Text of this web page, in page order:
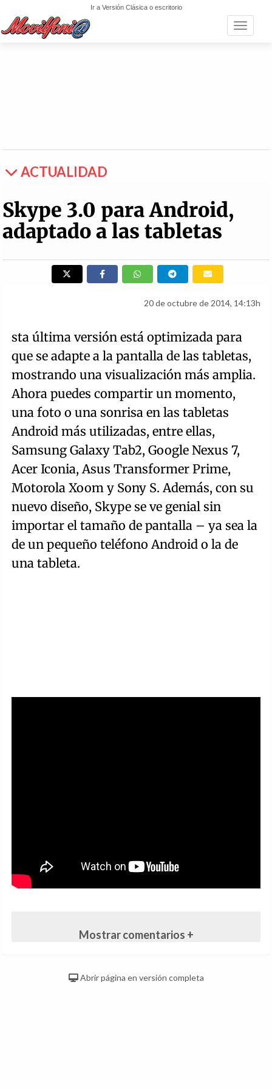
Ir a Versión Clásica o escritorio
Toggle
ACTUALIDAD
Skype 3.0 para Android,
adaptado a las tabletas
20 de octubre de 2014, 14:13h
sta última versión está optimizada para
que se adapte a la pantalla de las tabletas,
mostrando una visualización más amplia.
Ahora puedes compartir un momento,
una foto o una sonrisa en las tabletas
Android más utilizadas, entre ellas,
Samsung Galaxy Tab2, Google Nexus 7,
Acer Iconia, Asus Transformer Prime,
Motorola Xoom y Sony S. Además, con su
nuevo diseño, Skype se ve genial sin
importar el tamaño de pantalla – ya sea la
de un pequeño teléfono Android o la de
una tableta.
Mostrar comentarios +
Abrir página en versión completa